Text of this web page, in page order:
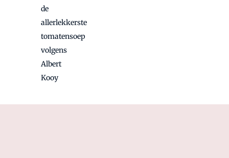
de
allerlekkerste
tomatensoep
volgens
Albert
Kooy